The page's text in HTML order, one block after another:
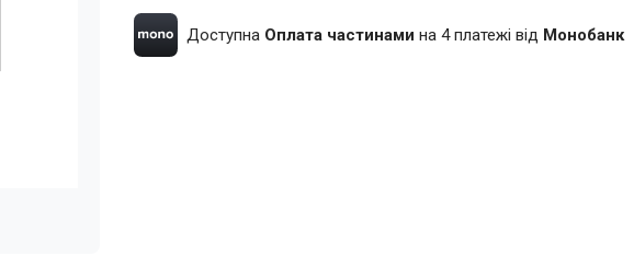
Доступна Оплата частинами на 4 платежі від Монобанк